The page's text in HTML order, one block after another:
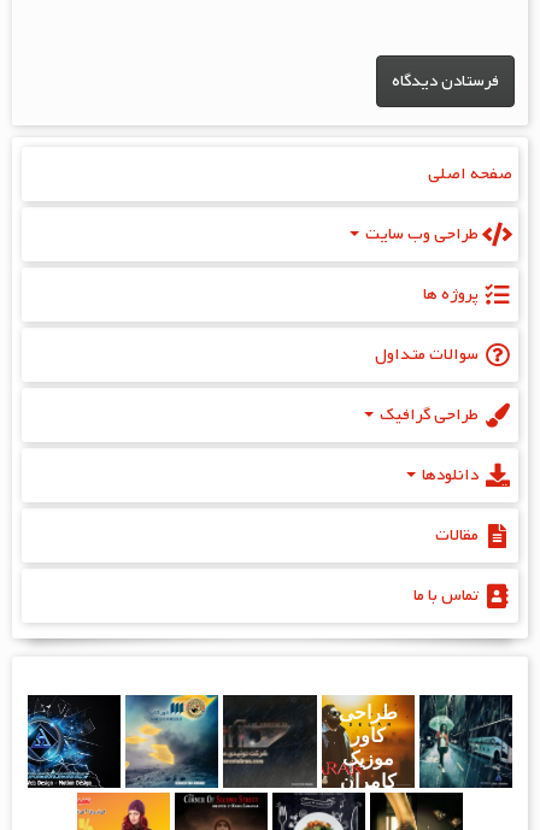
صفحه اصلی
طراحی وب سایت
پروژه‌ ها
سوالات متداول
طراحی گرافیک
دانلودها
مقالات
تماس با ما
طراحی
کاور
موزیک
کامران
دلان -